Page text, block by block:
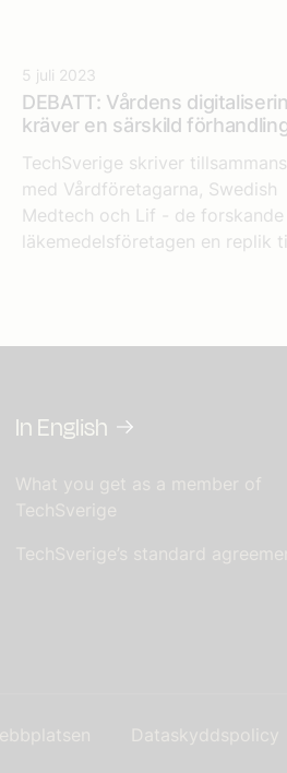
5 juli 2023
DEBATT: Vårdens
kräver en särskild
TechSverige skriver tillsammans
med Vårdföretagarna, Swedish
Medtech och Lif - de forskande
läkemedelsföretagen en replik
In English
What you get as a member of
TechSverige
TechSverige’s standard
Dataskyddspolicy